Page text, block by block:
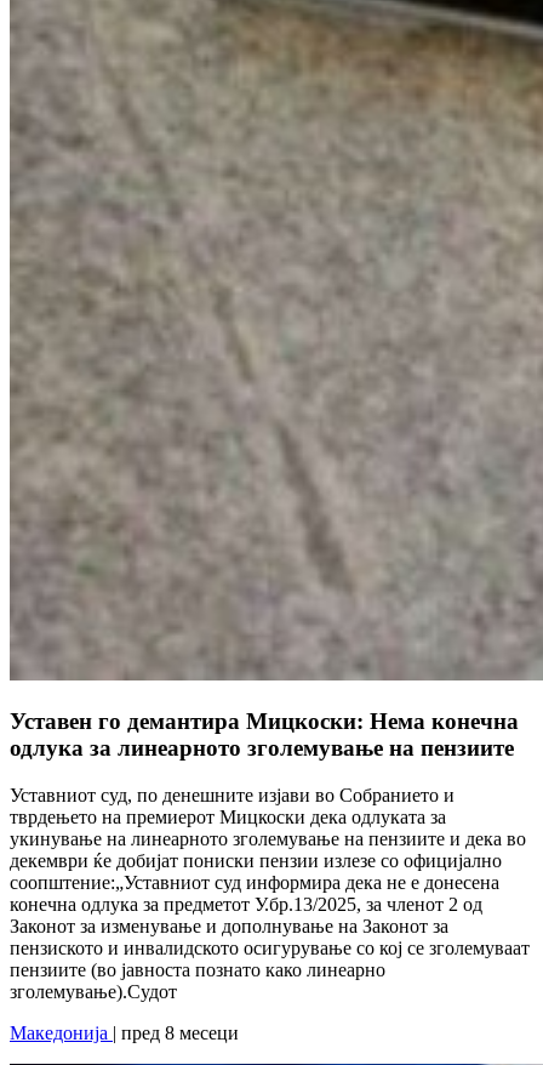
Уставен го демантира Мицкоски: Нема конечна
одлука за линеарното зголемување на пензиите
Уставниот суд, по денешните изјави во Собранието и
тврдењето на премиерот Мицкоски дека одлуката за
укинување на линеарното зголемување на пензиите и дека во
декември ќе добијат пониски пензии излезе со официјално
соопштение:„Уставниот суд информира дека не е донесена
конечна одлука за предметот У.бр.13/2025, за членот 2 од
Законот за изменување и дополнување на Законот за
пензиското и инвалидското осигурување со кој се зголемуваат
пензиите (во јавноста познато како линеарно
зголемување).Судот
Македонија | пред 8 месеци